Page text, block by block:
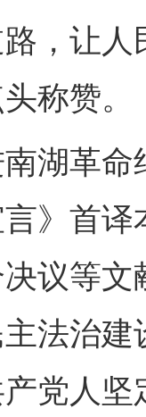
，让人
称赞。
革命
》首
议等
法治
党人坚